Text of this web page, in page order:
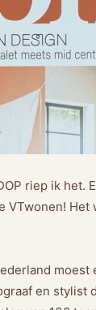
riep ik het.
VTwonen!
moest
en stylist